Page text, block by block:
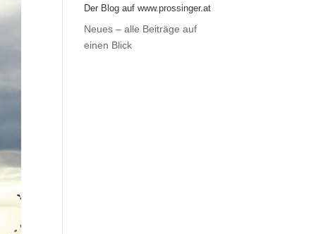
Der Blog auf www.prossinger.at
Neues – alle Beiträge auf
einen Blick